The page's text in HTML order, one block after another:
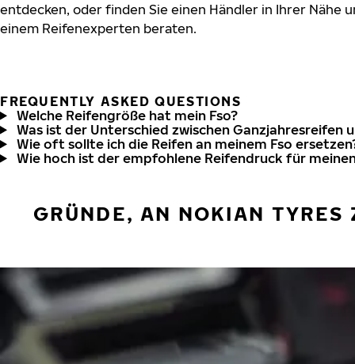
entdecken, oder finden Sie einen Händler in Ihrer Nähe
einem Reifenexperten beraten.
FREQUENTLY ASKED QUESTIONS
Welche Reifengröße hat mein Fso?
Was ist der Unterschied zwischen Ganzjahresreifen
Wie oft sollte ich die Reifen an meinem Fso
Wie hoch ist der empfohlene Reifendruck für
GRÜNDE, AN NOKIAN TYRES